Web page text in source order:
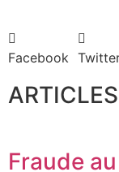
Facebook
Fraude au